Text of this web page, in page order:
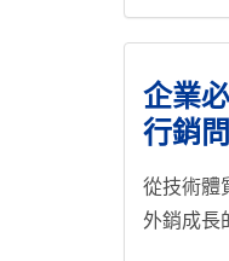
企業
行銷
從技術體
外銷成長